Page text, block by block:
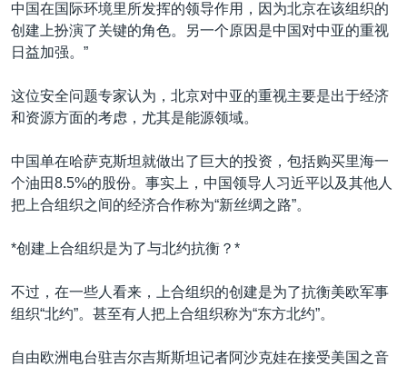
关注西藏
关注新疆
中国在国际环境里所发挥的领导作用，因为北京在该组织的
创建上扮演了关键的角色。另一个原因是中国对中亚的重视
日益加强。”
这位安全问题专家认为，北京对中亚的重视主要是出于经济
和资源方面的考虑，尤其是能源领域。
中国单在哈萨克斯坦就做出了巨大的投资，包括购买里海一
个油田8.5%的股份。事实上，中国领导人习近平以及其他人
把上合组织之间的经济合作称为“新丝绸之路”。
*创建上合组织是为了与北约抗衡？*
不过，在一些人看来，上合组织的创建是为了抗衡美欧军事
组织“北约”。甚至有人把上合组织称为“东方北约”。
自由欧洲电台驻吉尔吉斯斯坦记者阿沙克娃在接受美国之音